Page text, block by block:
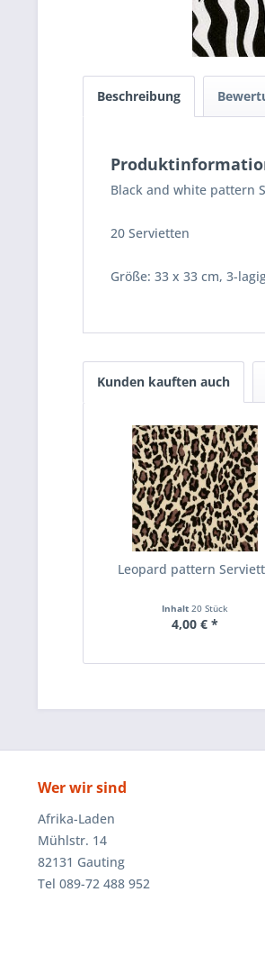
Beschreibung
Black and white pattern
20 Servietten
Größe: 33 x 33 cm, 3-
Kunden kauften auch
Leopard pattern
Inhalt 20 Stück
4,00 € *
Wer wir sind
Afrika-Laden
Mühlstr. 14
82131 Gauting
Tel 089-72 488 952